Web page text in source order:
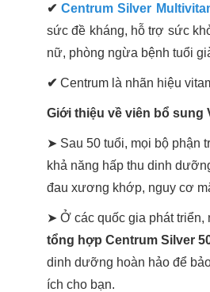
✔Centrum Silver
sức đề kháng, hỗ trợ sức
nữ, phòng ngừa bệnh tuổi
✔ Centrum là nhãn hiệu
Giới thiệu về viên bổ sung
➤ Sau 50 tuổi, mọi bộ phận
khả năng hấp thu dinh
đau xương khớp, nguy cơ
➤ Ở các quốc gia phát triển,
tổng hợp Centrum Silver
dinh dưỡng hoàn hảo để
ích cho bạn.